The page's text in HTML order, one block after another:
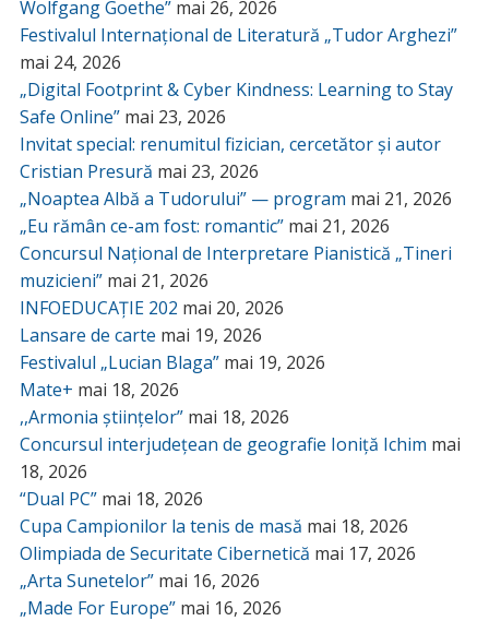
Wolfgang Goethe” mai 26, 2026
Festivalul Internațional de Literatură „Tudor Arghezi”
mai 24, 2026
„Digital Footprint & Cyber Kindness: Learning to Stay
Safe Online” mai 23, 2026
Invitat special: renumitul fizician, cercetător și autor
Cristian Presură mai 23, 2026
„Noaptea Albă a Tudorului” — program mai 21, 2026
„Eu rămân ce-am fost: romantic” mai 21, 2026
Concursul Național de Interpretare Pianistică „Tineri
muzicieni” mai 21, 2026
INFOEDUCAȚIE 202 mai 20, 2026
Lansare de carte mai 19, 2026
Festivalul „Lucian Blaga” mai 19, 2026
Mate+ mai 18, 2026
,,Armonia științelor” mai 18, 2026
Concursul interjudețean de geografie Ioniță Ichim mai
18, 2026
“Dual PC” mai 18, 2026
Cupa Campionilor la tenis de masă mai 18, 2026
Olimpiada de Securitate Cibernetică mai 17, 2026
„Arta Sunetelor” mai 16, 2026
„Made For Europe” mai 16, 2026